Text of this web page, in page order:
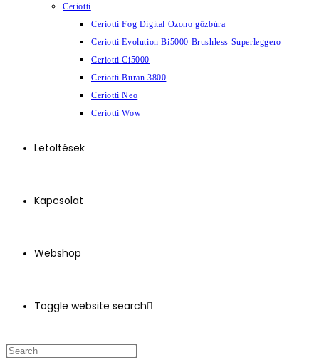
Ceriotti
Ceriotti Fog Digital Ozono gőzbúra
Ceriotti Evolution Bi5000 Brushless Superleggero
Ceriotti Ci5000
Ceriotti Buran 3800
Ceriotti Neo
Ceriotti Wow
Letöltések
Kapcsolat
Webshop
Toggle website search